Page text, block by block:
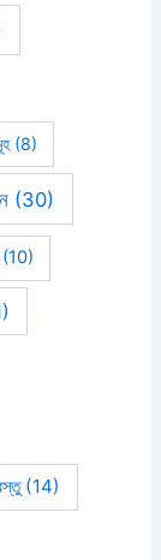
(8)
(30)
(14)